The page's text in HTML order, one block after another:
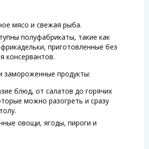
мясо и свежая рыба.
полуфабрикаты, такие как
приготовленные без
консервантов.
замороженные продукты:
блюд, от салатов до горячих
можно разогреть и сразу
овощи, ягоды, пироги и